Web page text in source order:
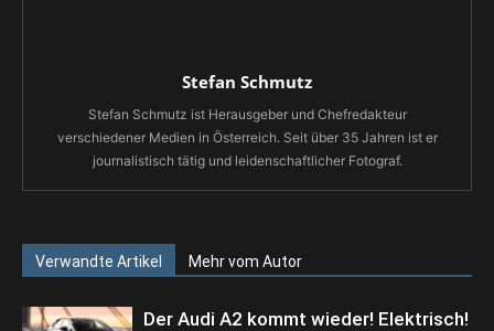
Stefan Schmutz
Stefan Schmutz ist Herausgeber und Chefredakteur
verschiedener Medien in Österreich. Seit über 35 Jahren ist er
journalistisch tätig und leidenschaftlicher Fotograf.
Verwandte Artikel Mehr vom Autor
Der Audi A2 kommt wieder! Elektrisch!